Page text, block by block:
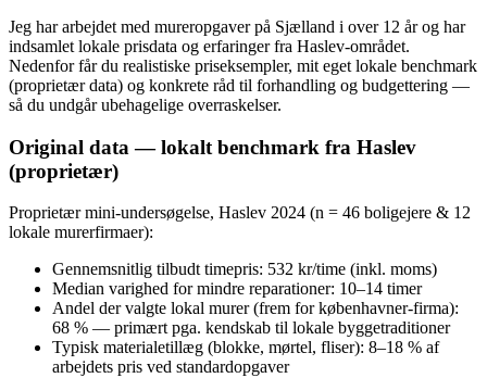
Jeg har arbejdet med mureropgaver på Sjælland i over 12 år og har
indsamlet lokale prisdata og erfaringer fra Haslev-området.
Nedenfor får du realistiske priseksempler, mit eget lokale benchmark
(proprietær data) og konkrete råd til forhandling og budgettering —
så du undgår ubehagelige overraskelser.
Original data — lokalt benchmark fra Haslev
(proprietær)
Proprietær mini-undersøgelse, Haslev 2024 (n = 46 boligejere & 12
lokale murerfirmaer):
Gennemsnitlig tilbudt timepris: 532 kr/time (inkl. moms)
Median varighed for mindre reparationer: 10–14 timer
Andel der valgte lokal murer (frem for københavner-firma):
68 % — primært pga. kendskab til lokale byggetraditioner
Typisk materialetillæg (blokke, mørtel, fliser): 8–18 % af
arbejdets pris ved standardopgaver